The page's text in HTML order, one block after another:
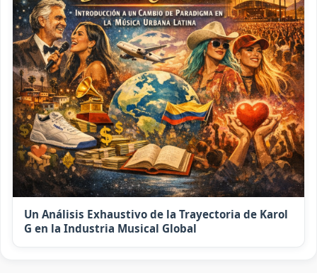
Un Análisis Exhaustivo de la Trayectoria de Karol
G en la Industria Musical Global